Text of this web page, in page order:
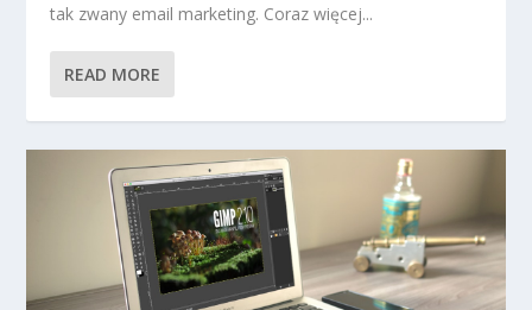
tak zwany email marketing. Coraz więcej...
READ MORE